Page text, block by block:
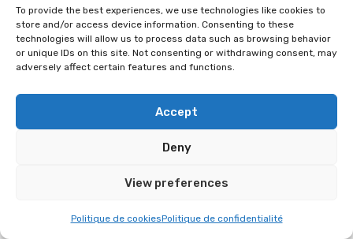
To provide the best experiences, we use technologies like cookies to
store and/or access device information. Consenting to these
technologies will allow us to process data such as browsing behavior
or unique IDs on this site. Not consenting or withdrawing consent, may
adversely affect certain features and functions.
Accept
Deny
View preferences
Politique de cookiesPolitique de confidentialité
Megu
Megu ist Illustratorin, wenn sie nicht gerade
prokrastiniert, und zeichnet farbenfrohe
Traumwelten, in denen die Natur eine zentrale Rolle
spielt. Und wenn ein Sonnenstrahl auf ihren
Schreibtisch fällt, nutzt sie die Gelegenheit, um mit
An seinem Stand findet ihr Drucke in verschiedenen